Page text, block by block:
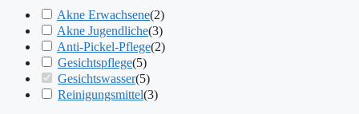
Akne Erwachsene(2)
Akne Jugendliche(3)
Anti-Pickel-Pflege(2)
Gesichtspflege(5)
Gesichtswasser(5)
Reinigungsmittel(3)